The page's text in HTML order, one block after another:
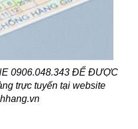
0906.048.343 ĐỂ ĐƯỢC
trực tuyến tại website